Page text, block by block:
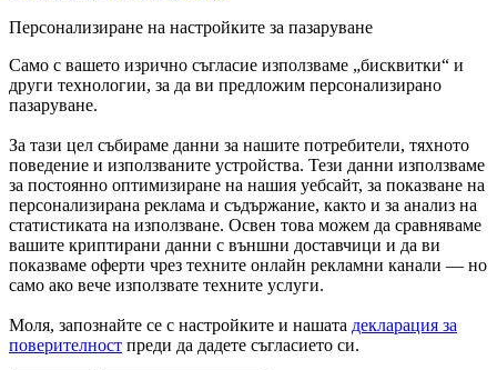
Персонализиране на настройките за пазаруване
Само с вашето изрично съгласие използваме „бисквитки“ и
други технологии, за да ви предложим персонализирано
пазаруване.
За тази цел събираме данни за нашите потребители, тяхното
поведение и използваните устройства. Тези данни използваме
за постоянно оптимизиране на нашия уебсайт, за показване на
персонализирана реклама и съдържание, както и за анализ на
статистиката на използване. Освен това можем да сравняваме
вашите криптирани данни с външни доставчици и да ви
показваме оферти чрез техните онлайн рекламни канали — но
само ако вече използвате техните услуги.
Моля, запознайте се с настройките и нашата декларация за
поверителност преди да дадете съгласието си.